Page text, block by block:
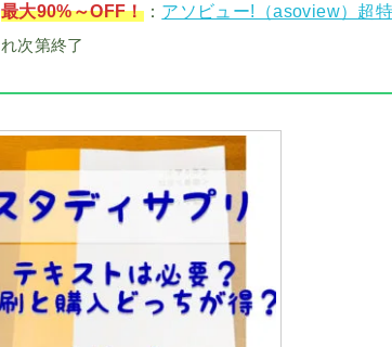
最大90%～OFF！： アソビュー!（asoview）超特
れ次第終了